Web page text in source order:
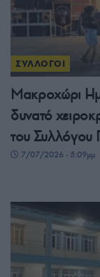
ΣΥΛΛΟΓΟΙ
Μακροχώρι
δυνατό
του Συλλόγου
7/07/2026 - 5:09μμ